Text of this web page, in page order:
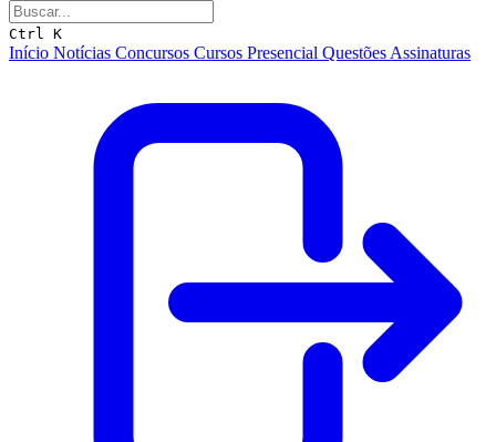
Ctrl K
Início Notícias Concursos Cursos Presencial Questões Assinaturas